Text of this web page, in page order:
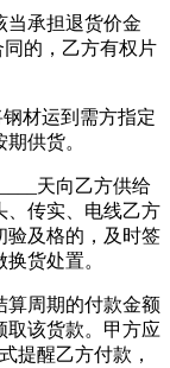
承担退货价金
的，乙方有权片
材运到需方指定
供货。
天向乙方供给
、传实、电线乙方
验及格的，及时签
货处置。
周期的付款金额
取该货款。甲方应
提醒乙方付款，